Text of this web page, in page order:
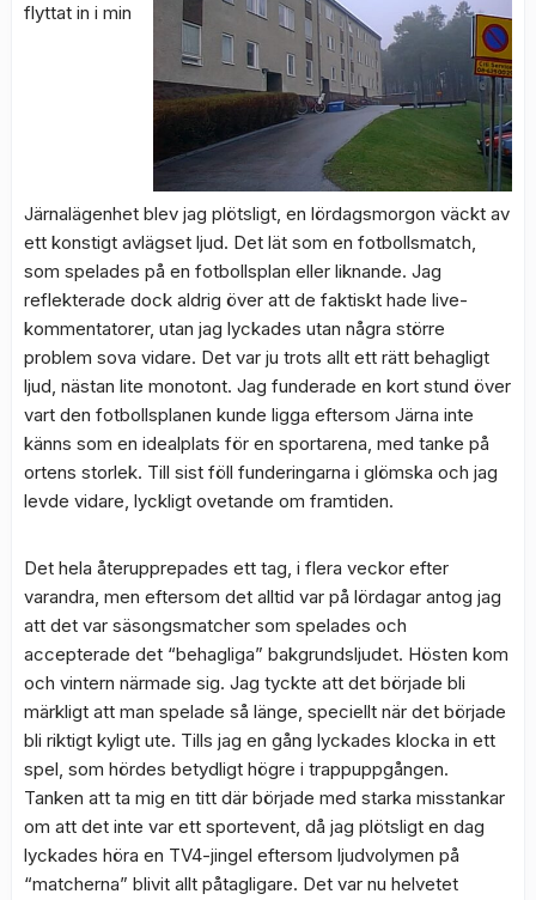
flyttat in i min
Järnalägenhet blev jag plötsligt, en lördagsmorgon väckt av
ett konstigt avlägset ljud. Det lät som en fotbollsmatch,
som spelades på en fotbollsplan eller liknande. Jag
reflekterade dock aldrig över att de faktiskt hade live-
kommentatorer, utan jag lyckades utan några större
problem sova vidare. Det var ju trots allt ett rätt behagligt
ljud, nästan lite monotont. Jag funderade en kort stund över
vart den fotbollsplanen kunde ligga eftersom Järna inte
känns som en idealplats för en sportarena, med tanke på
ortens storlek. Till sist föll funderingarna i glömska och jag
levde vidare, lyckligt ovetande om framtiden.
Det hela återupprepades ett tag, i flera veckor efter
varandra, men eftersom det alltid var på lördagar antog jag
att det var säsongsmatcher som spelades och
accepterade det “behagliga” bakgrundsljudet. Hösten kom
och vintern närmade sig. Jag tyckte att det började bli
märkligt att man spelade så länge, speciellt när det började
bli riktigt kyligt ute. Tills jag en gång lyckades klocka in ett
spel, som hördes betydligt högre i trappuppgången.
Tanken att ta mig en titt där började med starka misstankar
om att det inte var ett sportevent, då jag plötsligt en dag
lyckades höra en TV4-jingel eftersom ljudvolymen på
“matcherna” blivit allt påtagligare. Det var nu helvetet